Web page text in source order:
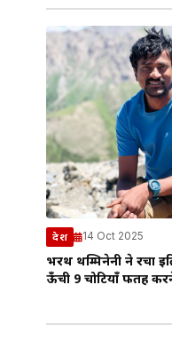
देश 14 Oct 2025
भरथ थम्मिनेनी ने रचा
ऊँची 9 चोटियाँ फतह